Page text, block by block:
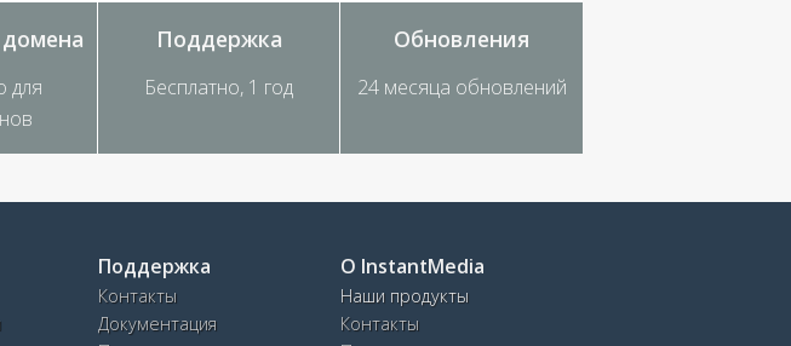
домена
для
Поддержка
Бесплатно, 1 год
Обновления
24 месяца обновлений
Поддержка
Контакты
Документация
О InstantMedia
Наши продукты
Контакты